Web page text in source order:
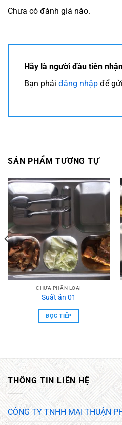
Chưa có đánh giá nào.
Hãy là người đầu tiên
Bạn phải đăng nhập để
SẢN PHẨM TƯƠNG TỰ
CHƯA PHẦN LOẠI
Suất ăn 01
ĐỌC TIẾP
THÔNG TIN LIÊN HỆ
CÔNG TY TNHH MAI THUẬN